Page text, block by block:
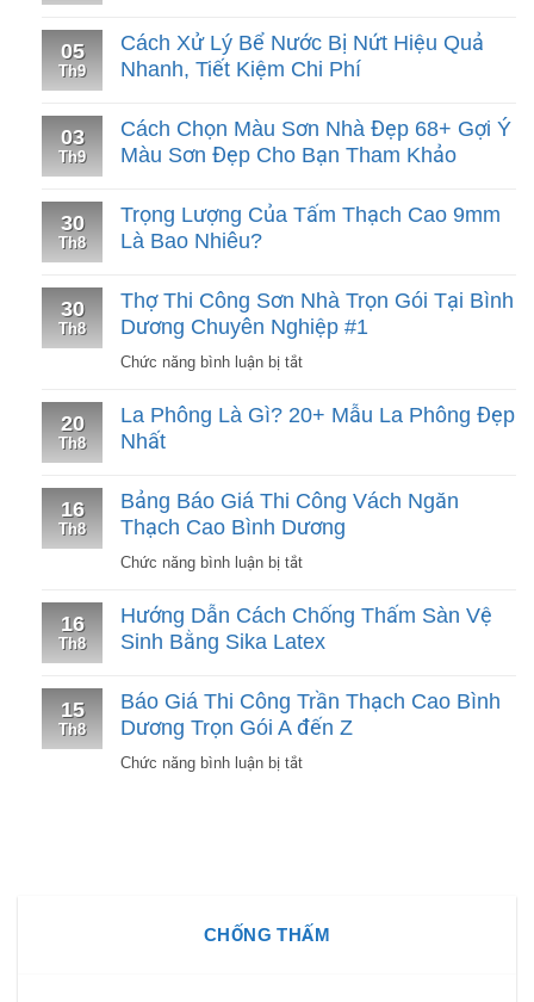
05
Th9
Cách Xử Lý Bể Nước Bị Nứt Hiệu Quả
Nhanh, Tiết Kiệm Chi Phí
03
Th9
Cách Chọn Màu Sơn Nhà Đẹp 68+ Gợi Ý
Màu Sơn Đẹp Cho Bạn Tham Khảo
30
Th8
Trọng Lượng Của Tấm Thạch Cao 9mm
Là Bao Nhiêu?
30
Th8
Thợ Thi Công Sơn Nhà Trọn Gói Tại Bình
Dương Chuyên Nghiệp #1
Chức năng bình luận bị tắtở
Thi
Nhà
Trọn
Gói
Chuyên
Nghiệp
20
Th8
La Phông Là Gì? 20+ Mẫu La Phông Đẹp
Nhất
16
Th8
Bảng Báo Giá Thi Công Vách Ngăn
Thạch Cao Bình Dương
Chức năng bình luận bị tắtở
Báo
Giá
Công
Vách
Ngăn
16
Th8
Hướng Dẫn Cách Chống Thấm Sàn Vệ
Sinh Bằng Sika Latex
15
Th8
Báo Giá Thi Công Trần Thạch Cao Bình
Dương Trọn Gói A đến Z
Chức năng bình luận bị tắtở
Thạch
CHỐNG THẤM